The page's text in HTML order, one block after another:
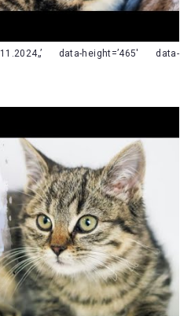
data-height=’465′ data-